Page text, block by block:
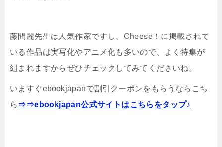
藤間麗先生は人気作家ですし、Cheese！に掲載されて
いる作品は実写化やアニメ化も多いので、よく特集が
組まれますからぜひチェックしてみてくださいね。
いますぐebookjapanで割引クーポンをもらうならこち
ら ⇒⇒ebookjapan公式サイトはこちらをタップ♪